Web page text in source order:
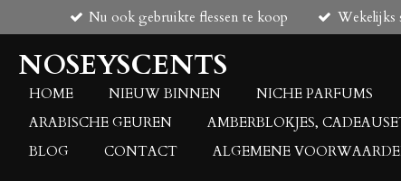
direct
naar
de
hoofdinhoud
Nu ook gebruikte flessen te koop Wekelijks
NOSEYSCENTS
HOME NIEUW BINNEN NICHE PARFUMS
ARABISCHE GEUREN
AMBERBLOKJES,
BLOG
CONTACT ALGEMENE